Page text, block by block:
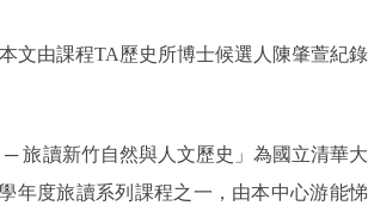
本文由課程TA歷史所博士候選人陳肇萱紀錄
讀新竹自然與人文歷史」為國立清華大
年度旅讀系列課程之一，由本中心游能悌